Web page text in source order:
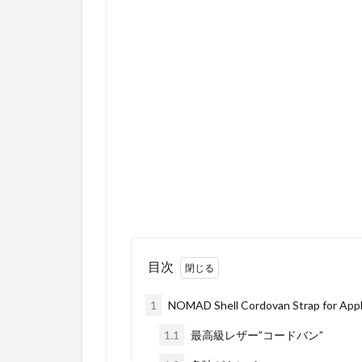
目次
1 NOMAD Shell Cordovan Strap for
1.1 最高級レザー”コードバン”